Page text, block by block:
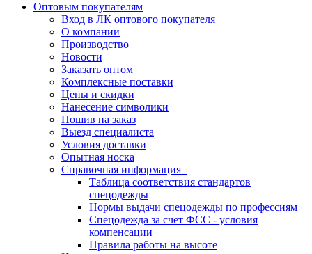
Оптовым покупателям
Вход в ЛК оптового покупателя
О компании
Производство
Новости
Заказать оптом
Комплексные поставки
Цены и скидки
Нанесение символики
Пошив на заказ
Выезд специалиста
Условия доставки
Опытная носка
Справочная информация
Таблица соответствия стандартов
спецодежды
Нормы выдачи спецодежды по профессиям
Спецодежда за счет ФСС - условия
компенсации
Правила работы на высоте